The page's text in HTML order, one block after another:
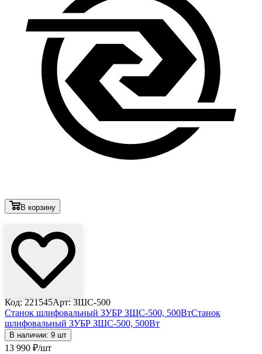
В корзину
Код: 221545Арт: ЗШС-500
Станок шлифовальный ЗУБР ЗШС-500, 500ВтСтанок
шлифовальный ЗУБР ЗШС-500, 500Вт
В наличии: 9 шт
13 990 ₽/шт